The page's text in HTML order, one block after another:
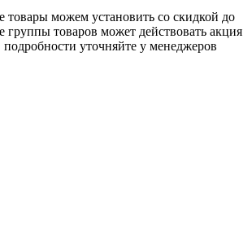
товары можем установить со скидкой до
группы товаров может действовать акция
уточняйте у менеджеров